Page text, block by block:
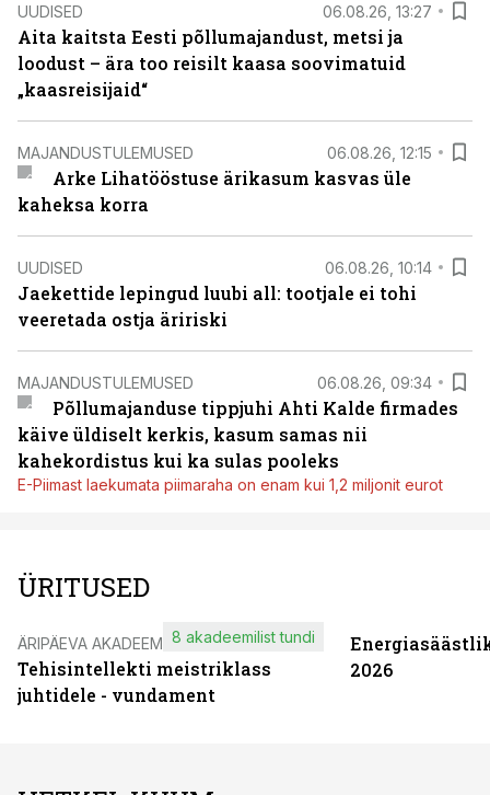
UUDISED 06.08.26, 13:27
Aita kaitsta Eesti põllumajandust, metsi ja
loodust – ära too reisilt kaasa soovimatuid
„kaasreisijaid“
MAJANDUSTULEMUSED 06.08.26, 12:15
Arke Lihatööstuse ärikasum kasvas üle
kaheksa korra
UUDISED 06.08.26, 10:14
Jaekettide lepingud luubi all: tootjale ei tohi
veeretada ostja äririski
MAJANDUSTULEMUSED 06.08.26, 09:34
Põllumajanduse tippjuhi Ahti Kalde firmades
käive üldiselt kerkis, kasum samas nii
kahekordistus kui ka sulas pooleks
E-Piimast laekumata piimaraha on enam kui 1,2 miljonit eurot
ÜRITUSED
ÄRIPÄEVA AKADEEMIA
Tehisintellekti meistriklass
juhtidele - vundament
8 akadeemilist tundi
2026